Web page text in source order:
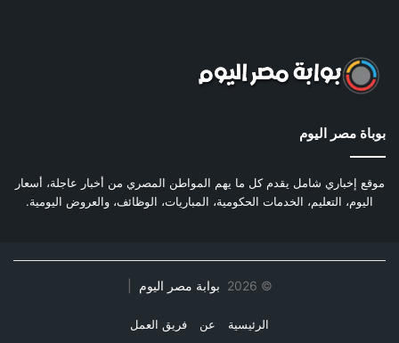
بوباة مصر اليوم
موقع إخباري شامل يقدم كل ما يهم المواطن المصري من أخبار عاجلة، أسعار
اليوم، التعليم، الخدمات الحكومية، المباريات، الوظائف، والعروض اليومية.
©
2026 بوابة مصر اليوم
الرئيسية عن فريق العمل